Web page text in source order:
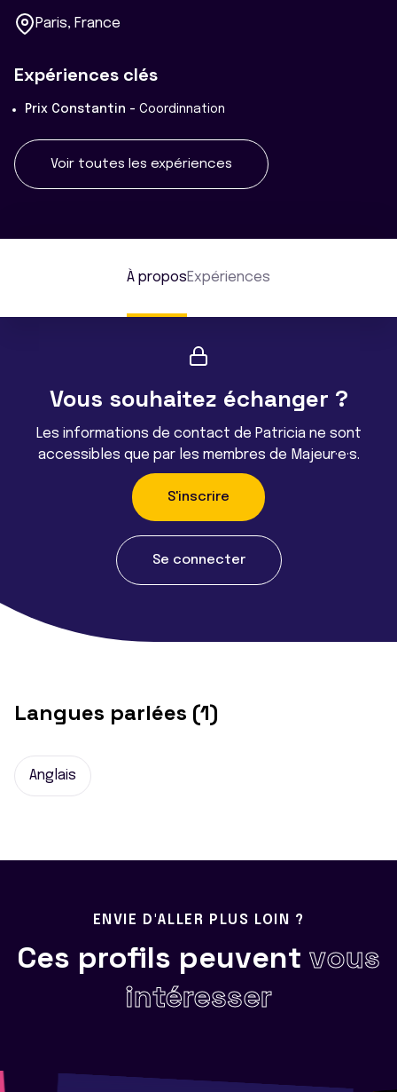
Paris, France
Expériences clés
Prix Constantin - Coordinnation
Voir toutes les expériences
À proposExpériences
Vous souhaitez échanger ?
Les informations de contact de Patricia ne sont
accessibles que par les membres de Majeur·e·s.
S'inscrire
Se connecter
Langues parlées (1)
Anglais
ENVIE D'ALLER PLUS LOIN ?
Ces profils peuvent vous
intéresser